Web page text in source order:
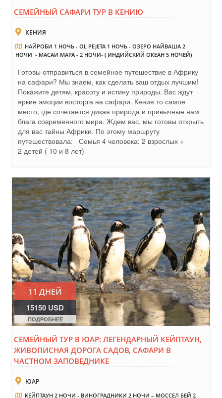
СЕМЕЙНЫЙ САФАРИ ТУР В КЕНИЮ
КЕНИЯ
НАЙРОБИ 1 НОЧЬ - OL PEJETA 1 НОЧЬ - ОЗЕРО НАЙВАША 2
НОЧИ - МАСАИ МАРА - 2 НОЧИ- ( ИНДИЙСКИЙ ОКЕАН 5 НОЧЕЙ)
Готовы отправиться в семейное путешествие в Африку
на сафари? Мы знаем, как сделать ваш отдых лучшим!
Покажите детям, красоту и истину природы. Вас ждут
яркие эмоции восторга на сафари. Кения то самое
место, где сочетается дикая природа и привычные нам
блага современного мира. Ждем вас, мы готовы открыть
для вас тайны Африки. По этому маршруту
путешествовала: Семья 4 человека: 2 взрослых +
2 детей ( 10 и 8 лет)
11 ДНЕЙ
15150 USD
ПОДРОБНЕЕ
СЕМЕЙНЫЙ ТУР В ЮАР: ЛЕГЕНДАРНЫЙ КЕЙПТАУН,
ЖИВОПИСНАЯ ДОРОГА САДОВ, САФАРИ В
ЧАСТНОМ ЗАПОВЕДНИКЕ
ЮАР
КЕЙПТАУН 2 НОЧИ - ВИНОГРАДНИКИ 2 НОЧИ – МОССЕЛ БЕЙ 2